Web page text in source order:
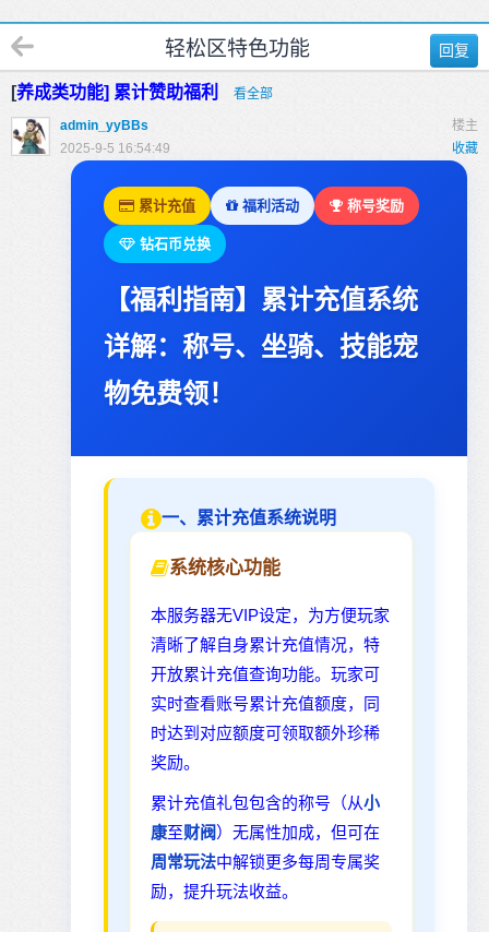
回复
轻松区特色功能
[养成类功能] 累计赞助福利 看全部
楼主
admin_yyBBs
收藏
2025-9-5 16:54:49
累计充值 福利活动 称号奖励
钻石币兑换
【福利指南】累计充值系统
详解：称号、坐骑、技能宠
物免费领！
一、累计充值系统说明
系统核心功能
本服务器无VIP设定，为方便玩家
清晰了解自身累计充值情况，特
开放累计充值查询功能。玩家可
实时查看账号累计充值额度，同
时达到对应额度可领取额外珍稀
奖励。
累计充值礼包包含的称号（从小
康至财阀）无属性加成，但可在
周常玩法中解锁更多每周专属奖
励，提升玩法收益。